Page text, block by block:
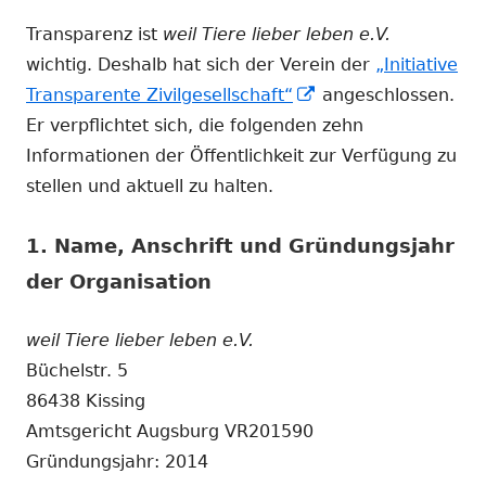
Transparenz ist weil Tiere lieber leben e.V.
wichtig. Deshalb hat sich der Verein der „Initiative
Transparente Zivilgesellschaft“
In
neuem
Fenster
angeschlossen.
Er verpflichtet sich, die folgenden zehn
Informationen der Öffentlichkeit zur Verfügung zu
stellen und aktuell zu halten.
1. Name, Anschrift und Gründungsjahr
der Organisation
weil Tiere lieber leben e.V.
Büchelstr. 5
86438 Kissing
Amtsgericht Augsburg VR201590
Gründungsjahr: 2014